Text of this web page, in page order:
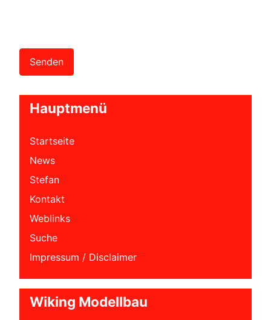
Hauptmenü
Startseite
News
Stefan
Kontakt
Weblinks
Suche
Impressum / Disclaimer
Wiking Modellbau
Senden